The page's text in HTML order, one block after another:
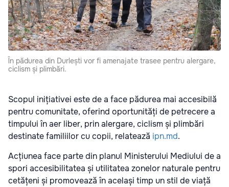
În pădurea din Durlești vor fi amenajate trasee pentru alergare,
ciclism și plimbări.
Scopul inițiativei este de a face pădurea mai accesibilă
pentru comunitate, oferind oportunități de petrecere a
timpului în aer liber, prin alergare, ciclism și plimbări
destinate familiilor cu copii, relatează ipn.md.
Acțiunea face parte din planul Ministerului Mediului de a
spori accesibilitatea și utilitatea zonelor naturale pentru
cetățeni și promovează în același timp un stil de viață